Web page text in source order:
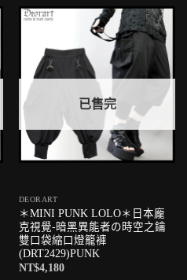
已售完
DEORART
＊MINI PUNK LOLO＊日本龐
克視覺-暗黑異能者の時空之鑰
雙口袋縮口燈籠褲
(DRT2429)PUNK
NT$4,180